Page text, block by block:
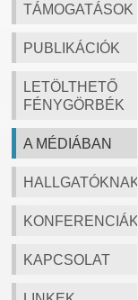
TÁMOGATÁSOK
PUBLIKÁCIÓK
LETÖLTHETŐ
FÉNYGÖRBÉK
A MÉDIÁBAN
HALLGATÓKNAK
KONFERENCIÁK
KAPCSOLAT